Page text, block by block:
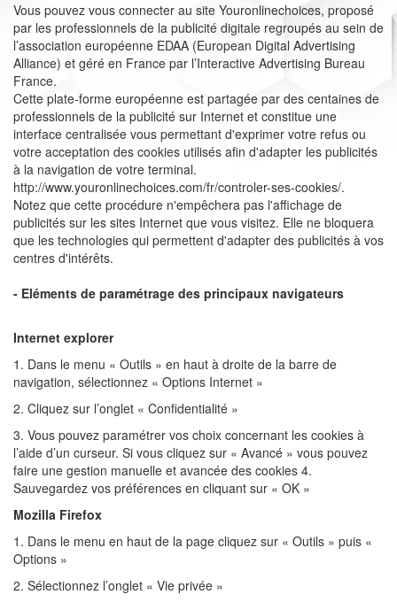
Vous pouvez vous connecter au site Youronlinechoices, proposé
par les professionnels de la publicité digitale regroupés au sein de
l’association européenne EDAA (European Digital Advertising
Alliance) et géré en France par l’Interactive Advertising Bureau
France.
Cette plate-forme européenne est partagée par des centaines de
professionnels de la publicité sur Internet et constitue une
interface centralisée vous permettant d'exprimer votre refus ou
votre acceptation des cookies utilisés afin d'adapter les publicités
à la navigation de votre terminal.
http://www.youronlinechoices.com/fr/controler-ses-cookies/.
Notez que cette procédure n'empêchera pas l'affichage de
publicités sur les sites Internet que vous visitez. Elle ne bloquera
que les technologies qui permettent d'adapter des publicités à vos
centres d'intérêts.
- Eléments de paramétrage des principaux navigateurs
Internet explorer
1. Dans le menu « Outils » en haut à droite de la barre de
navigation, sélectionnez « Options Internet »
2. Cliquez sur l’onglet « Confidentialité »
3. Vous pouvez paramétrer vos choix concernant les cookies à
l’aide d’un curseur. Si vous cliquez sur « Avancé » vous pouvez
faire une gestion manuelle et avancée des cookies 4.
Sauvegardez vos préférences en cliquant sur « OK »
Mozilla Firefox
1. Dans le menu en haut de la page cliquez sur « Outils » puis «
Options »
2. Sélectionnez l’onglet « Vie privée »